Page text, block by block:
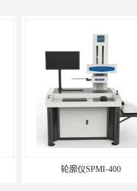
轮廓仪SPMI-400